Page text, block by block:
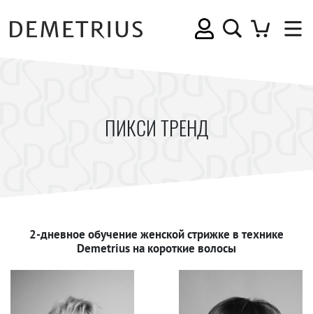
ПИКСИ ТРЕНД
2-дневное обучение женской стрижке в технике
Demetrius на короткие волосы